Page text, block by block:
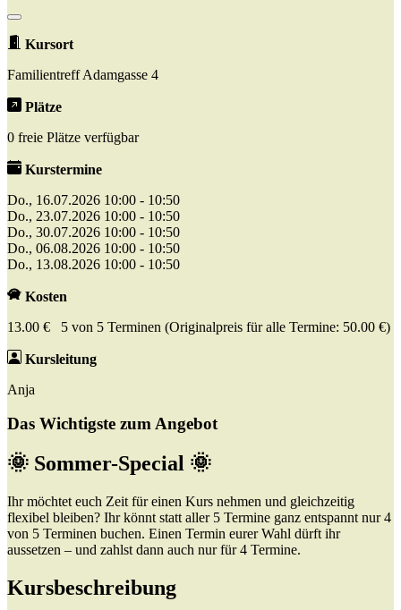
Kursort
Familientreff Adamgasse 4
Plätze
0 freie Plätze verfügbar
Kurstermine
Do., 16.07.2026 10:00 - 10:50
Do., 23.07.2026 10:00 - 10:50
Do., 30.07.2026 10:00 - 10:50
Do., 06.08.2026 10:00 - 10:50
Do., 13.08.2026 10:00 - 10:50
Kosten
13.00 € 5 von 5 Terminen (Originalpreis für alle Termine: 50.00 €)
Kursleitung
Anja
Das Wichtigste zum Angebot
🌞 Sommer-Special 🌞
Ihr möchtet euch Zeit für einen Kurs nehmen und gleichzeitig
flexibel bleiben? Ihr könnt statt aller 5 Termine ganz entspannt nur 4
von 5 Terminen buchen. Einen Termin eurer Wahl dürft ihr
aussetzen – und zahlst dann auch nur für 4 Termine.
Kursbeschreibung